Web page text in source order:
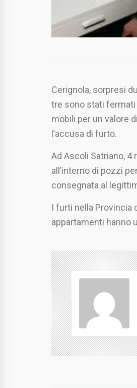
Cerignola, sorpresi
tre sono stati fermati
mobili per un valore
l’accusa di furto.
Ad Ascoli Satriano,
all’interno di pozzi
consegnata al
I furti nella Provincia
appartamenti hanno